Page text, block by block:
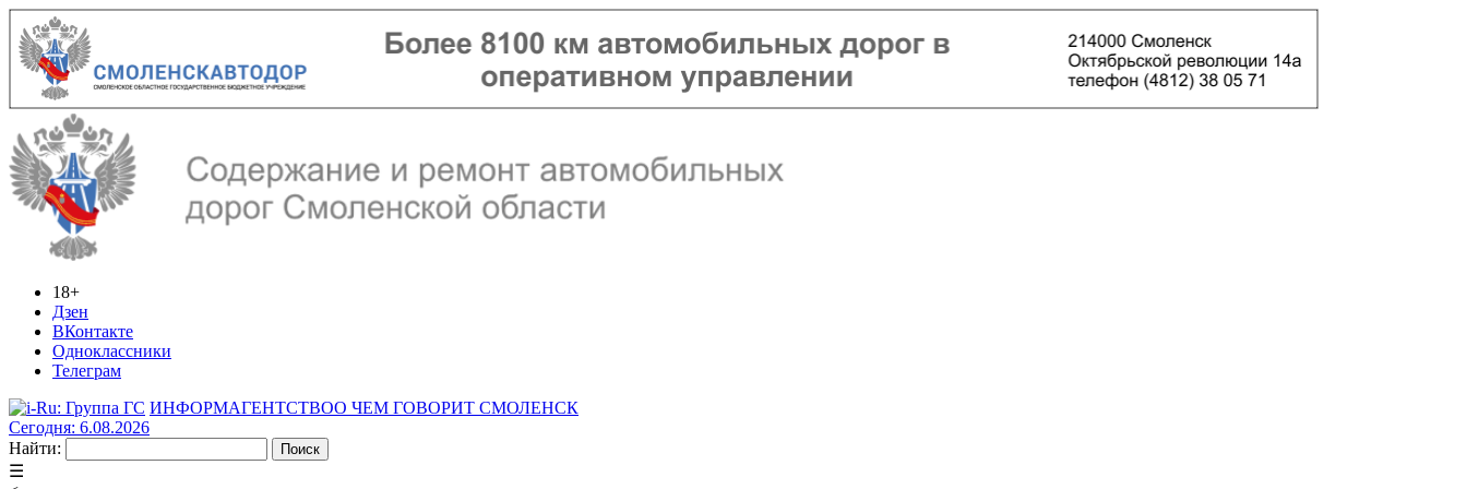
18+
Дзен
ВКонтакте
Одноклассники
Телеграм
ИНФОРМАГЕНТСТВОО ЧЕМ ГОВОРИТ СМОЛЕНСК
Сегодня: 6.08.2026
Найти:
☰